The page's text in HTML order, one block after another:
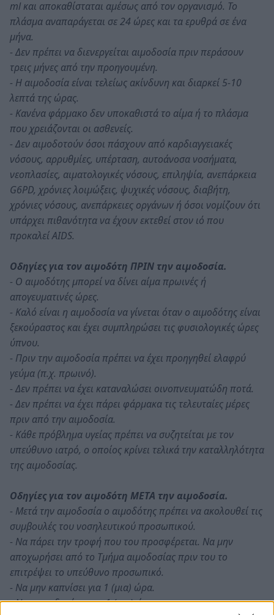
ml και αποκαθίσταται αμέσως από τον οργανισμό. Το
πλάσμα αναπαράγεται σε 24 ώρες και τα ερυθρά σε ένα
μήνα.
- Δεν πρέπει να διενεργείται αιμοδοσία πριν περάσουν
τρεις μήνες από την προηγουμένη.
- Η αιμοδοσία είναι τελείως ακίνδυνη και διαρκεί 5-10
λεπτά της ώρας.
- Κανένα φάρμακο δεν υποκαθιστά το αίμα ή το πλάσμα
που χρειάζονται οι ασθενείς.
- Δεν αιμοδοτούν όσοι πάσχουν από καρδιαγγειακές
νόσους, αρρυθμίες, υπέρταση, αυτοάνοσα νοσήματα,
νεοπλασίες, αιματολογικές νόσους, επιληψία, ανεπάρκεια
G6PD, χρόνιες λοιμώξεις, ψυχικές νόσους, διαβήτη,
χρόνιες νόσους, ανεπάρκειες οργάνων ή όσοι νομίζουν ότι
υπάρχει πιθανότητα να έχουν εκτεθεί στον ιό που
προκαλεί AIDS.
Οδηγίες για τον αιμοδότη ΠΡΙΝ την αιμοδοσία.
- Ο αιμοδότης μπορεί να δίνει αίμα πρωινές ή
απογευματινές ώρες.
- Καλό είναι η αιμοδοσία να γίνεται όταν ο αιμοδότης είναι
ξεκούραστος και έχει συμπληρώσει τις φυσιολογικές ώρες
ύπνου.
- Πριν την αιμοδοσία πρέπει να έχει προηγηθεί ελαφρύ
γεύμα (π.χ. πρωινό).
- Δεν πρέπει να έχει καταναλώσει οινοπνευματώδη ποτά.
- Δεν πρέπει να έχει πάρει φάρμακα τις τελευταίες μέρες
πριν από την αιμοδοσία.
- Κάθε πρόβλημα υγείας πρέπει να συζητείται με τον
υπεύθυνο ιατρό, ο οποίος κρίνει τελικά την καταλληλότητα
της αιμοδοσίας.
Οδηγίες για τον αιμοδότη ΜΕΤΑ την αιμοδοσία.
- Μετά την αιμοδοσία ο αιμοδότης πρέπει να ακολουθεί τις
συμβουλές του νοσηλευτικού προσωπικού.
- Να πάρει την τροφή που του προσφέρεται. Να μην
αποχωρήσει από το Τμήμα αιμοδοσίας πριν του το
επιτρέψει το υπεύθυνο προσωπικό.
- Να μην καπνίσει για 1 (μια) ώρα.
- Να μην οδηγήσει για 1 (μια) ώρα.